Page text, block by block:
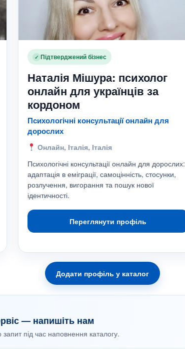
✓ Підтверджений бізнес
Наталія Мішура: психолог
онлайн для українців за
кордоном
Психологічні консультації онлайн для
дорослих
Онлайн, Італія, Італія
Психологічні консультації онлайн для дорослих:
адаптація в еміграції, самоцінність, стосунки,
розлучення, вигорання та пошук нової
ідентичності.
Переглянути профіль
Додати профіль у каталог
— напишіть нам
під час наповнення каталогу.